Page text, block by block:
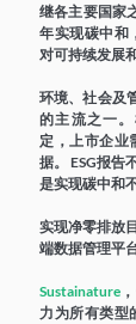
继各主要国家
年实现碳中和
对可持续发展
环境、社会及
的主流之一
定，上市企业
据。 ESG报告
是实现碳中和
实现净零排放
端数据管理平
Sustainature
力为所有类型